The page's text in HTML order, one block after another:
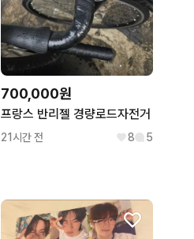
700,000원
프랑스 반리젤 경량로드자전거
21시간 전 8 5